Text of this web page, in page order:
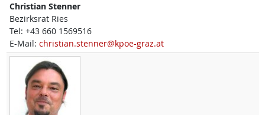
Christian Stenner
Bezirksrat Ries
Tel: +43 660 1569516
E-Mail: christian.stenner@kpoe-graz.at